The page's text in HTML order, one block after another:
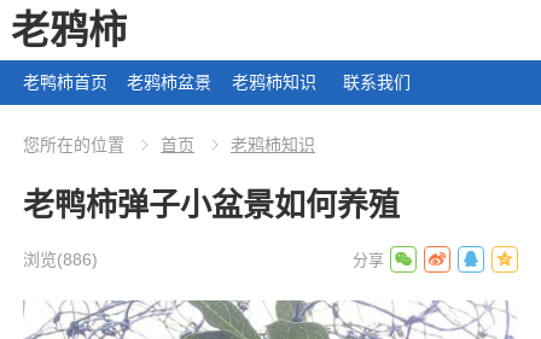
老鸦柿
老鸭柿首页 老鸦柿盆景 老鸦柿知识 联系我们
您所在的位置 首页 老鸦柿知识
老鸭柿弹子小盆景如何养殖
浏览(886)